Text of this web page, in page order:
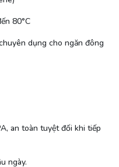
80°C
dụng cho ngăn đông
an toàn tuyệt đối khi tiếp
ngày.